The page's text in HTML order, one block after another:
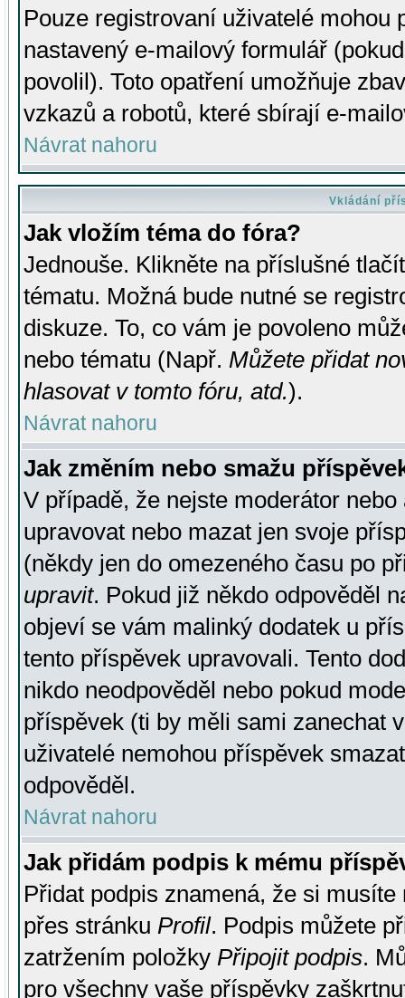
Pouze registrovaní uživatelé mohou
nastavený e-mailový formulář
povolil). Toto opatření umožňuje
vzkazů a robotů, které sbírají e-
Návrat nahoru
Vkládání
Jak vložím téma do fóra?
Jednouše. Klikněte na příslušné
tématu. Možná bude nutné se
diskuze. To, co vám je povoleno
nebo tématu (Např. Můžete přidat
hlasovat v tomto fóru, atd.).
Návrat nahoru
Jak změním nebo smažu
V případě, že nejste moderátor
upravovat nebo mazat jen svoje
(někdy jen do omezeného času po
upravit. Pokud již někdo odpověděl
objeví se vám malinký dodatek u
tento příspěvek upravovali. Tento
nikdo neodpověděl nebo pokud
příspěvek (ti by měli sami zanechat
uživatelé nemohou příspěvek
odpověděl.
Návrat nahoru
Jak přidám podpis k mému
Přidat podpis znamená, že si
přes stránku Profil. Podpis můžete
zatržením položky Připojit podpis.
pro všechny vaše příspěvky